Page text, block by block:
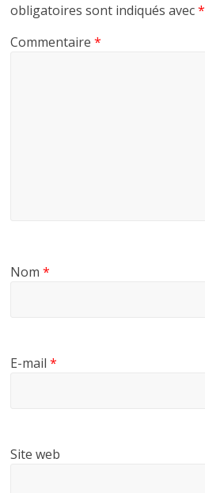
obligatoires sont indiqués avec*
Commentaire*
Nom*
E-mail*
Site web